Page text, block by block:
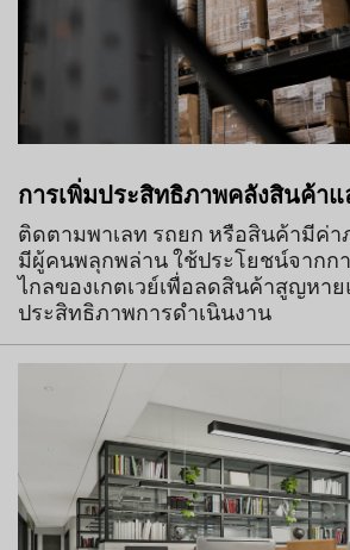
การเพิ่มประสิทธิภาพคลังสินค้า
ติดตามพาเลท รถยก หรือสินค้ามีค่
มีผู้คนพลุกพล่าน ใช้ประโยชน์จากก
ไกลของเกตเวย์เพื่อลดสินค้าสูญหาย
ประสิทธิภาพการดำเนินงาน